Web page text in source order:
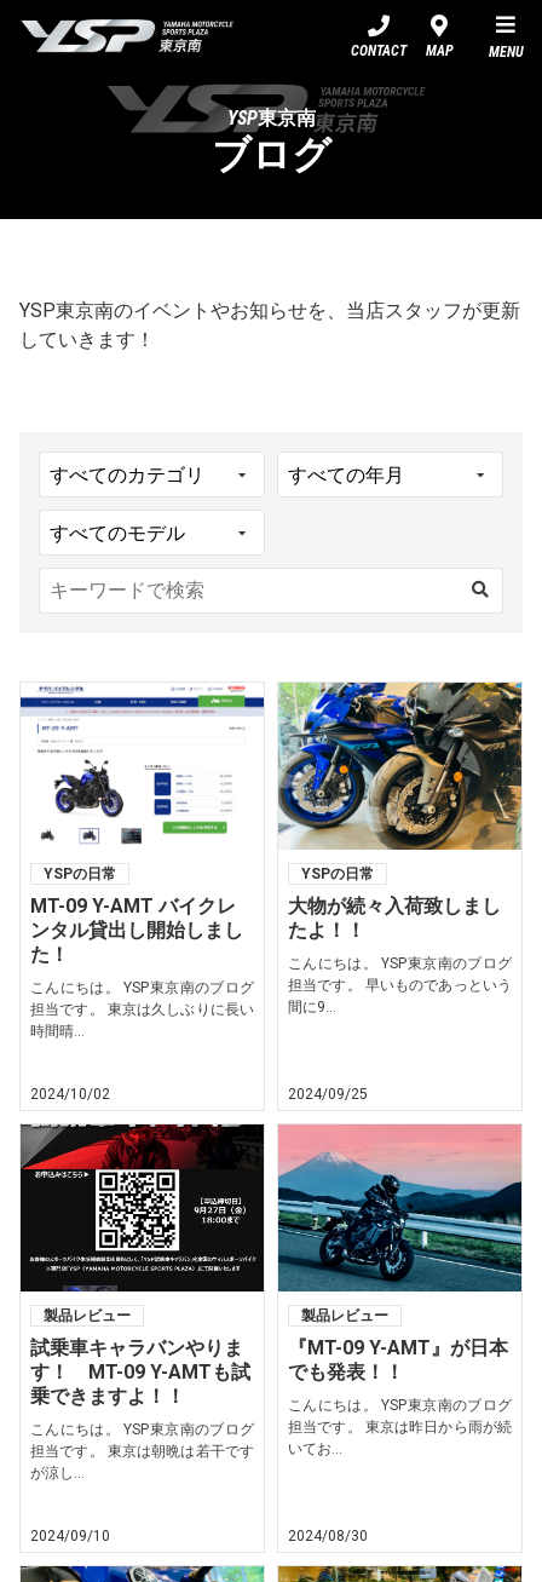
CONTACT MAP MENU
YSP東京南
ブログ
YSP東京南のイベントやお知らせを、当店スタッフが更新
していきます！
YSPの日常
MT-09 Y-AMT バイクレ
ンタル貸出し開始しまし
た！
こんにちは。 YSP東京南のブログ
担当です。 東京は久しぶりに長い
時間晴...
2024/10/02
YSPの日常
大物が続々入荷致しまし
たよ！！
こんにちは。 YSP東京南のブログ
担当です。 早いものであっという
間に9...
2024/09/25
製品レビュー
試乗車キャラバンやりま
す！ MT-09 Y-AMTも試
乗できますよ！！
こんにちは。 YSP東京南のブログ
担当です。 東京は朝晩は若干です
が涼し...
2024/09/10
製品レビュー
『MT-09 Y-AMT』が日本
でも発表！！
こんにちは。 YSP東京南のブログ
担当です。 東京は昨日から雨が続
いてお...
2024/08/30